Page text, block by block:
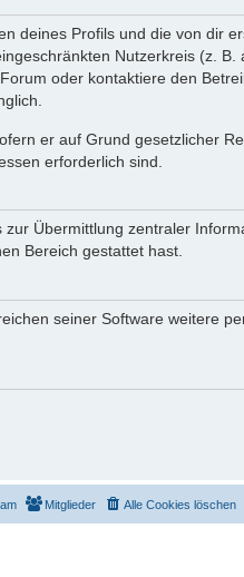
deines Profils und die von dir
Nutzerkreis (z. B.
oder kontaktiere den
er auf Grund gesetzlicher
erforderlich sind.
Übermittlung zentraler
Bereich gestattet hast.
seiner Software weitere
Alle Cookies löschen
Mitglieder